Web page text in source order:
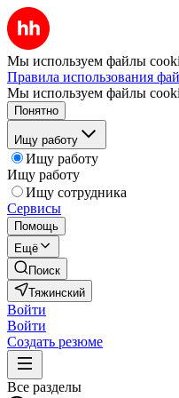
Мы используем файлы
Правила использования
Мы используем файлы
Понятно
Ищу работу
Ищу работу
Ищу работу
Ищу сотрудника
Сервисы
Помощь
Ещё
Поиск
Тяжинский
Войти
Войти
Создать резюме
Все разделы